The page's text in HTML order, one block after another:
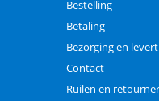
Bestelling
Betaling
Bezorging en
Contact
Ruilen en